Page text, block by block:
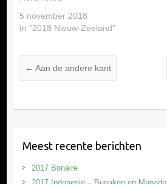
5 november 2018
In "2018 Nieuw-Zeeland"
← Aan de andere kant
Meest recente berichten
2017 Bonaire